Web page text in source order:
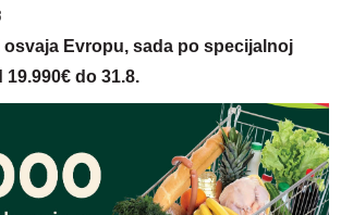
osvaja Evropu, sada po specijalnoj
do 31.8.